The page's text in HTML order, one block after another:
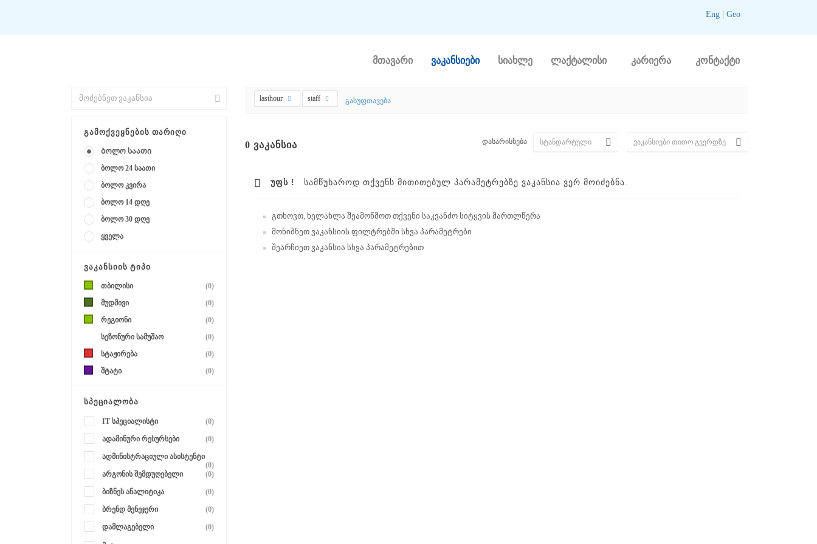
Eng| Geo
მთავარი ვაკანსიები სიახლე ლაქტალისი კარიერა კონტაქტი
ᲒᲐᲛᲝᲥᲕᲔᲧᲜᲔᲑᲘᲡ ᲗᲐᲠᲘᲦᲘ
Ბოლო საათი
ბოლო 24 საათი
ბოლო კვირა
ბოლო 14 დღე
ბოლო 30 დღე
ყველა
ᲕᲐᲙᲐᲜᲡᲘᲘᲡ ᲢᲘᲞᲘ
თბილისი
(0)
მუდმივი
(0)
რეგიონი
(0)
სეზონური სამუშაო
(0)
სტაჟირება
(0)
შტატი
(0)
ᲡᲞᲔᲪᲘᲐᲚᲝᲑᲐ
IT სპეციალისტი (0)
ადამინური რესურსები (0)
ადმინისტრაციული ასისტენტი
(0)
არგონის შემდუღებელი
(0)
ბიზნეს ანალიტიკა (0)
ბრენდ მენეჯერი (0)
დამლაგებელი (0)
lasthour staff გასუფთავება
0 ᲕᲐᲙᲐᲜᲡᲘᲐ დახარისხება
ᲣᲤᲡ ! ᲡᲐᲛᲬᲣᲮᲐᲠᲝᲓ ᲗᲥᲕᲔᲜᲡ ᲛᲘᲗᲘᲗᲔᲑᲣᲚ ᲞᲐᲠᲐᲛᲔᲢᲠᲔᲑᲖᲔ ᲕᲐᲙᲐᲜᲡᲘᲐ ᲕᲔᲠ ᲛᲝᲘᲫᲔᲑᲜᲐ.
გთხოვთ, ხელახლა შეამოწმოთ თქვენი საკვანძო სიტყვის მართლწერა
მონიშნეთ ვაკანსიის ფილტრებში სხვა პარამეტრები
შეარჩიეთ ვაკანსია სხვა პარამეტრებით